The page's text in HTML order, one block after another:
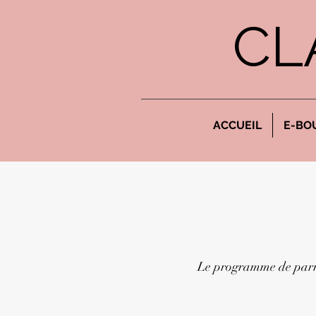
ACCUEIL E-
Le programme de